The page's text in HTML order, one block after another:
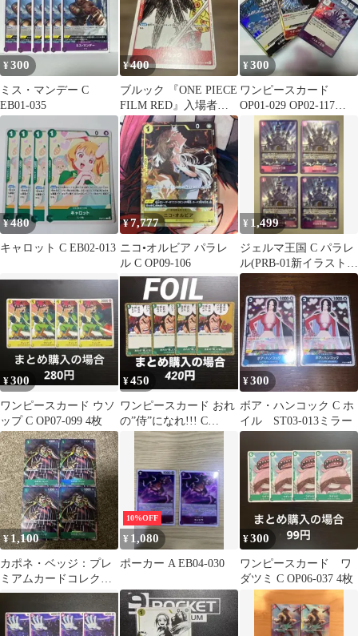
¥300
ミス・マンデー C
EB01-035
¥400
ブルック 『ONE PIECE
FILM RED』入場者プ
レゼント フィナーレ
¥300
ワンピースカード
OP01-029 OP02-117
OP06-079
¥480
キャロット C EB02-013
¥7,777
ニコ•オルビア パラレ
ル C OP09-106
¥ 1,499
ジェルマ王国 C パラレ
ル(PRB-01新イラスト)
OP06-079
¥300
ワンピースカード ウソ
ップ C OP07-099 4枚
¥450
ワンピースカード おれ
の”侍”になれ!!! C
OP01-055 4枚
¥300
ボア・ハンコック C ホ
イル ST03-013ミラー
¥1,100
カポネ・ベッジ：プレ
ミアムカードコレクシ
ョン パラレル 4枚セッ
ト
10%OFF
¥ 1,080
ポーカー A EB04-030
¥300
ワンピースカード ワ
ダツミ C OP06-037 4枚